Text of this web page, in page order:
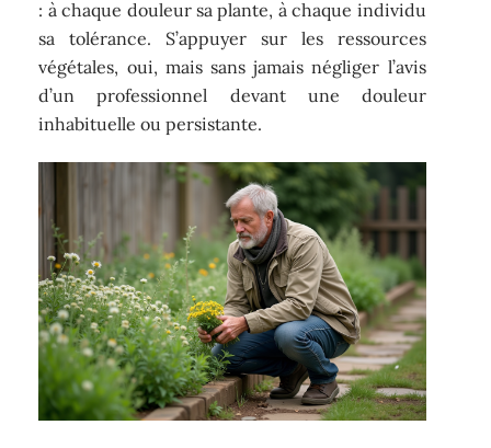
: à chaque douleur sa plante, à chaque individu
sa tolérance. S’appuyer sur les ressources
végétales, oui, mais sans jamais négliger l’avis
d’un professionnel devant une douleur
inhabituelle ou persistante.